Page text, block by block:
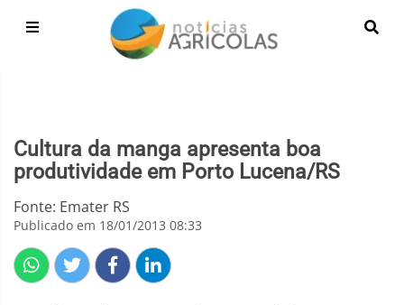
Cultura da manga apresenta boa
produtividade em Porto Lucena/RS
Fonte: Emater RS
Publicado em 18/01/2013 08:33